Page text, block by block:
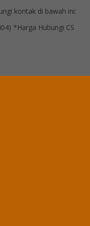
kontak di bawah ini:
*Harga Hubungi CS